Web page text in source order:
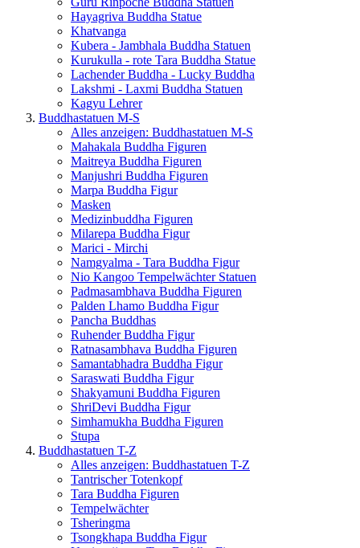
Hayagriva Buddha Statue
Khatvanga
Kubera - Jambhala Buddha Statuen
Kurukulla - rote Tara Buddha Statue
Lachender Buddha - Lucky Buddha
Lakshmi - Laxmi Buddha Statuen
Kagyu Lehrer
Buddhastatuen M-S
Alles anzeigen: Buddhastatuen M-S
Mahakala Buddha Figuren
Maitreya Buddha Figuren
Manjushri Buddha Figuren
Marpa Buddha Figur
Masken
Medizinbuddha Figuren
Milarepa Buddha Figur
Marici - Mirchi
Namgyalma - Tara Buddha Figur
Nio Kangoo Tempelwächter Statuen
Padmasambhava Buddha Figuren
Palden Lhamo Buddha Figur
Pancha Buddhas
Ruhender Buddha Figur
Ratnasambhava Buddha Figuren
Samantabhadra Buddha Figur
Saraswati Buddha Figur
Shakyamuni Buddha Figuren
ShriDevi Buddha Figur
Simhamukha Buddha Figuren
Stupa
Buddhastatuen T-Z
Alles anzeigen: Buddhastatuen T-Z
Tantrischer Totenkopf
Tara Buddha Figuren
Tempelwächter
Tsheringma
Tsongkhapa Buddha Figur